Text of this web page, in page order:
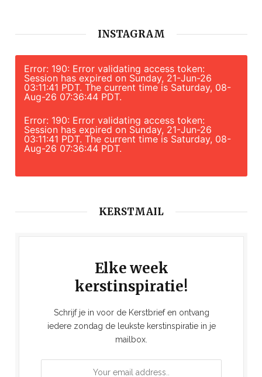
INSTAGRAM
Error: 190: Error validating access token:
Session has expired on Sunday, 21-Jun-26
03:11:41 PDT. The current time is Saturday, 08-
Aug-26 07:36:44 PDT.
Error: 190: Error validating access token:
Session has expired on Sunday, 21-Jun-26
03:11:41 PDT. The current time is Saturday, 08-
Aug-26 07:36:44 PDT.
KERSTMAIL
Elke week
kerstinspiratie!
Schrijf je in voor de Kerstbrief en ontvang
iedere zondag de leukste kerstinspiratie in je
mailbox.